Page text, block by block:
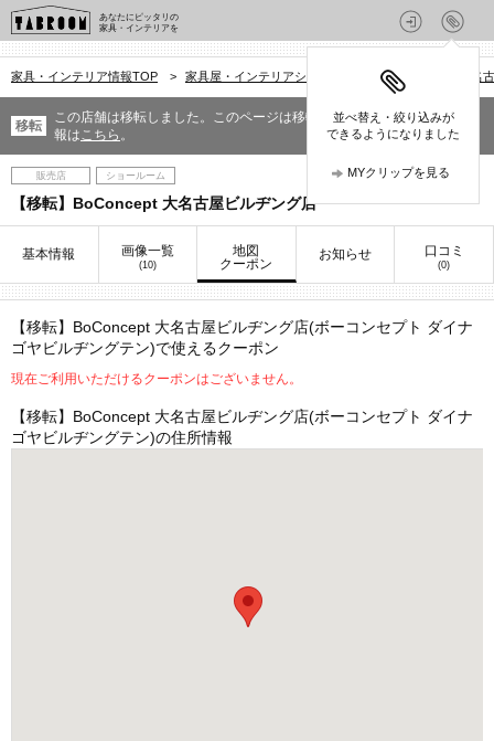
あなたにピッタリの
家具・インテリアを
並べ替え・絞り込みが
できるようになりました
MYクリップを見る
家具・インテリア情報TOP > 家具屋・インテリアショップを探す > 名
移転
この店舗は移転しました。このページは移転前の情報です。移転先の情
報はこちら 。
販売店 ショールーム
【移転】BoConcept 大名古屋ビルヂング店
基本情報 画像一覧
(10)
地図
クーポン
お知らせ 口コミ
(0)
【移転】BoConcept 大名古屋ビルヂング店(ボーコンセプト ダイナ
ゴヤビルヂングテン)で使えるクーポン
現在ご利用いただけるクーポンはございません。
【移転】BoConcept 大名古屋ビルヂング店(ボーコンセプト ダイナ
ゴヤビルヂングテン)の住所情報